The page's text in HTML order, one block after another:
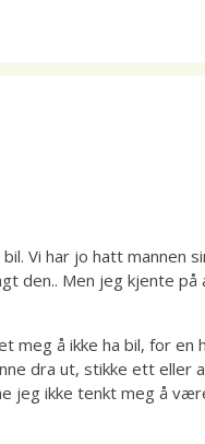
Vi har jo hatt mannen
den.. Men jeg kjente
å ikke ha bil, for en
dra ut, stikke ett eller
jeg ikke tenkt meg å